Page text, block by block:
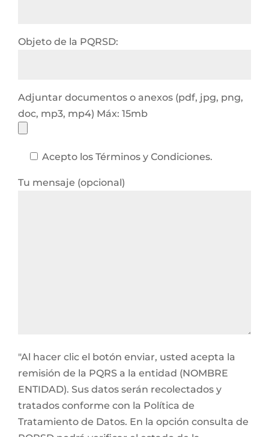
Objeto de la PQRSD:
Adjuntar documentos o anexos (pdf, jpg, png,
doc, mp3, mp4) Máx: 15mb
Acepto los Términos y Condiciones.
Tu mensaje (opcional)
"Al hacer clic el botón enviar, usted acepta la
remisión de la PQRS a la entidad (NOMBRE
ENTIDAD). Sus datos serán recolectados y
tratados conforme con la Política de
Tratamiento de Datos. En la opción consulta de